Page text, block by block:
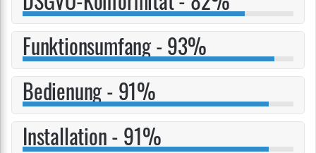
Funktionsumfang - 93%
Bedienung - 91%
Installation - 91%